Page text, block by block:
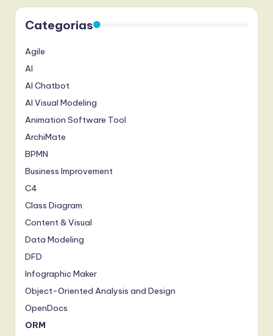
s
t
T
r
e
n
d
s
in
A
I,
S
o
f
t
w
a
Categorias
Agile
AI
AI Chatbot
AI Visual Modeling
Animation Software Tool
ArchiMate
BPMN
Business Improvement
C4
Class Diagram
Content & Visual
Data Modeling
DFD
Infographic Maker
Object-Oriented Analysis and Design
OpenDocs
ORM